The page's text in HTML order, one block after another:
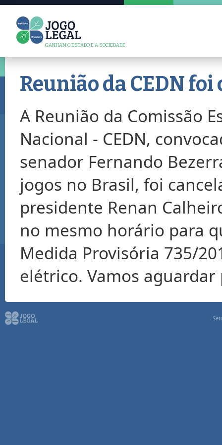
GANHAM O ESTADO E A SOCIEDADE
Reunião da CEDN
A Reunião da Comissão
Nacional - CEDN,
senador Fernando
jogos no Brasil, foi
presidente Renan
no mesmo horário para
Medida Provisória 735/
elétrico. Vamos